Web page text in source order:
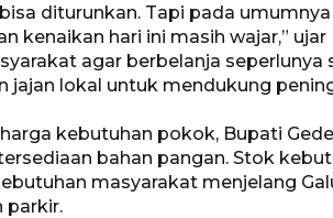
diturunkan. Tapi pada
kenaikan hari ini masih wajar,”
agar berbelanja seperlunya
jajan lokal untuk mendukung
kebutuhan pokok, Bupati
bahan pangan. Stok
masyarakat menjelang
parkir.